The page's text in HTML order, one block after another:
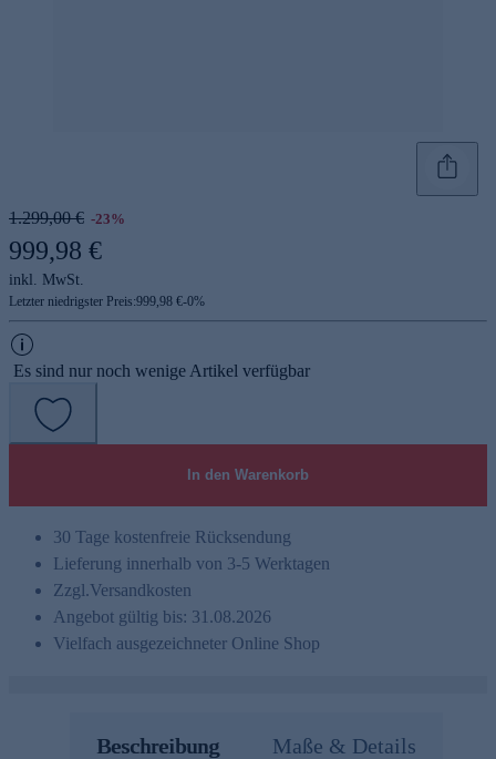
1.299,00 € -23%
999,98 €
inkl. MwSt.
Letzter niedrigster Preis:999,98 €-0%
Es sind nur noch wenige Artikel verfügbar
In den Warenkorb
30 Tage kostenfreie Rücksendung
Lieferung innerhalb von 3-5 Werktagen
Zzgl.Versandkosten
Angebot gültig bis: 31.08.2026
Vielfach ausgezeichneter Online Shop
Beschreibung Maße & Details